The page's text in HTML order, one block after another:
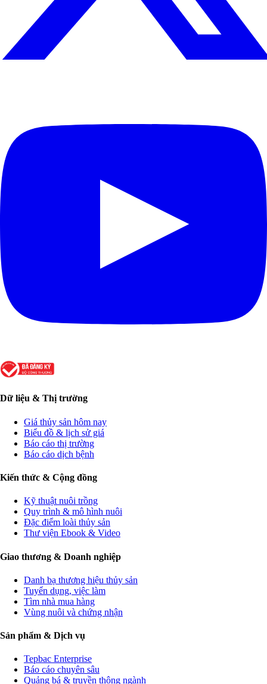
Dữ liệu & Thị trường
Giá thủy sản hôm nay
Biểu đồ & lịch sử giá
Báo cáo thị trường
Báo cáo dịch bệnh
Kiến thức & Cộng đồng
Kỹ thuật nuôi trồng
Quy trình & mô hình nuôi
Đặc điểm loài thủy sản
Thư viện Ebook & Video
Giao thương & Doanh nghiệp
Danh bạ thương hiệu thủy sản
Tuyển dụng, việc làm
Tìm nhà mua hàng
Vùng nuôi và chứng nhận
Sản phẩm & Dịch vụ
Tepbac Enterprise
Báo cáo chuyên sâu
Quảng bá & truyền thông ngành